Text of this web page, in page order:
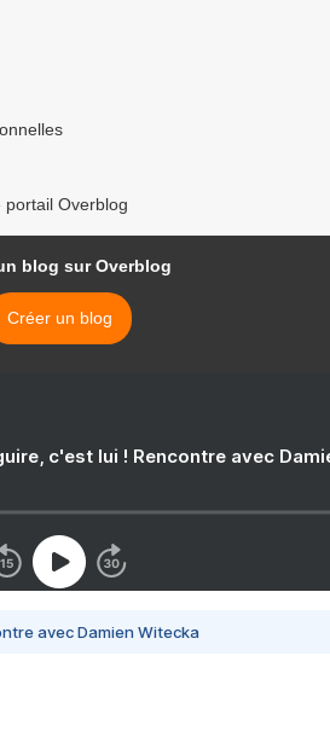
portail Overblog
blog sur Overblog
Créer un blog
c'est lui ! Rencontre avec
avec Damien Witecka